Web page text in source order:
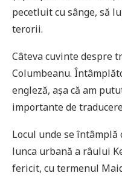
pecetluit cu sânge, să
terorii.
Câteva cuvinte despre
Columbeanu.
engleză, așa că am
importante de
Locul unde se
lunca urbană a râului
fericit, cu termenul